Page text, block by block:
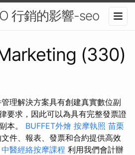
行銷的影響-seo
(330)
理解決方案具有創建真實數位副
要求，因此可以為具有完整發票證
本。 BUFFET外燴 按摩執照 苗栗
件、報表、發票和合約提供高效
中醫經絡按摩課程 利用我們會計辦